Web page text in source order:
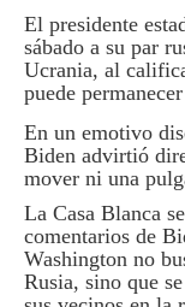
El presidente
sábado a su par
Ucrania, al
puede
En un emotivo
Biden advirtió
mover ni una
La Casa Blanca
comentarios de
Washington no
Rusia, sino que